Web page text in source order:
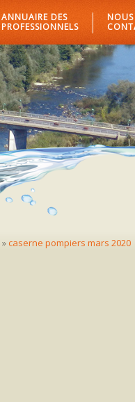
ANNUAIRE DES
PROFESSIONNELS
NOUS
»caserne pompiers mars 2020